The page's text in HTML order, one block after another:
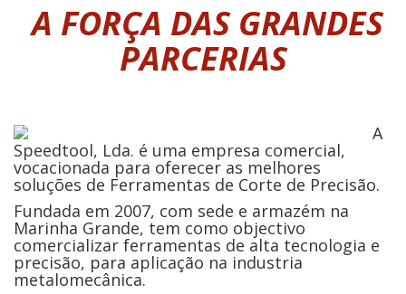
A FORÇA DAS GRANDES
PARCERIAS
A
Speedtool, Lda. é uma empresa comercial,
vocacionada para oferecer as melhores
soluções de Ferramentas de Corte de Precisão.
Fundada em 2007, com sede e armazém na
Marinha Grande, tem como objectivo
comercializar ferramentas de alta tecnologia e
precisão, para aplicação na industria
metalomecânica.